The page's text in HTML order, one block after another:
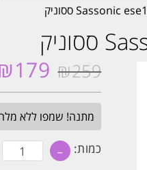
₪259
המחיר
היה:
₪259.
179
מתנה! שמפו ללא מלחים
כמות: - כמות
של